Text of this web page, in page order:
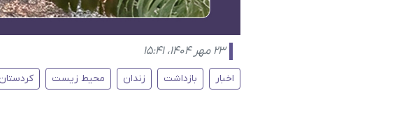
۲۳ مهر ۱۴۰۴، ۱۵:۴۱
اخبار بازداشت زندان محیط زیست کردستان